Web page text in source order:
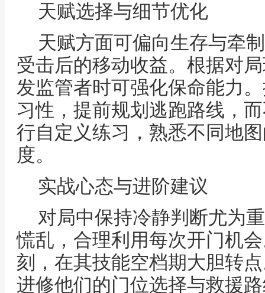
天赋选择与细节优化
天赋方面可偏向生存与牵
受击后的移动收益。根据对
发监管者时可强化保命能力
习性，提前规划逃跑路线，
行自定义练习，熟悉不同地
度。
实战心态与进阶建议
对局中保持冷静判断尤为
慌乱，合理利用每次开门机
刻，在其技能空档期大胆转
进修他们的门位选择与救援